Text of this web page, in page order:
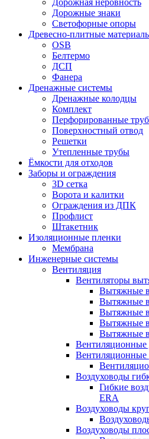
Дорожная неровность
Дорожные знаки
Светофорные опоры
Древесно-плитные
OSB
Белтермо
ДСП
Фанера
Дренажные системы
Дренажные колодцы
Комплект
Перфорированные
Поверхностный отвод
Решетки
Утепленные трубы
Ёмкости для отходов
Заборы и ограждения
3D сетка
Ворота и калитки
Ограждения из ДПК
Профлист
Штакетник
Изоляционные пленки
Мембрана
Инженерные системы
Вентиляция
Вентиляторы
Вытяжные
Вытяжные
Вытяжные
Вытяжные
Вытяжные
Вентиляционные
Вентиляционные
Воздуховоды
Гибкие
ERA
Воздуховоды
Воздуховоды